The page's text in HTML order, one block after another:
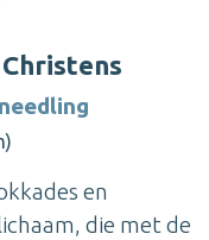
en
die met de